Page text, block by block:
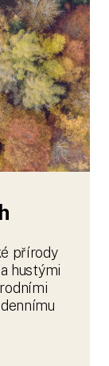
přírody
hustými